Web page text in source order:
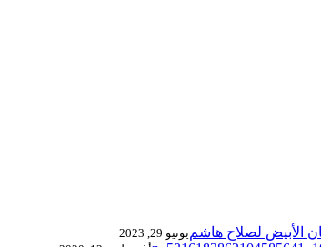
يونيو 29, 2023